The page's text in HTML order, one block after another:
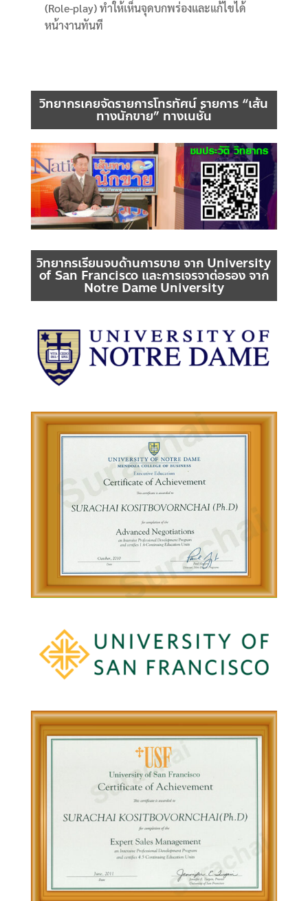
(Role-play) ทำให้เห็นจุดบกพร่องและแก้ไขได้
หน้างานทันที
วิทยากรเคยจัดรายการโทรทัศน์ รายการ “เส้น
ทางนักขาย” ทางเนชั่น
วิทยากรเรียนจบด้านการขาย จาก University
of San Francisco และการเจรจาต่อรอง จาก
Notre Dame University